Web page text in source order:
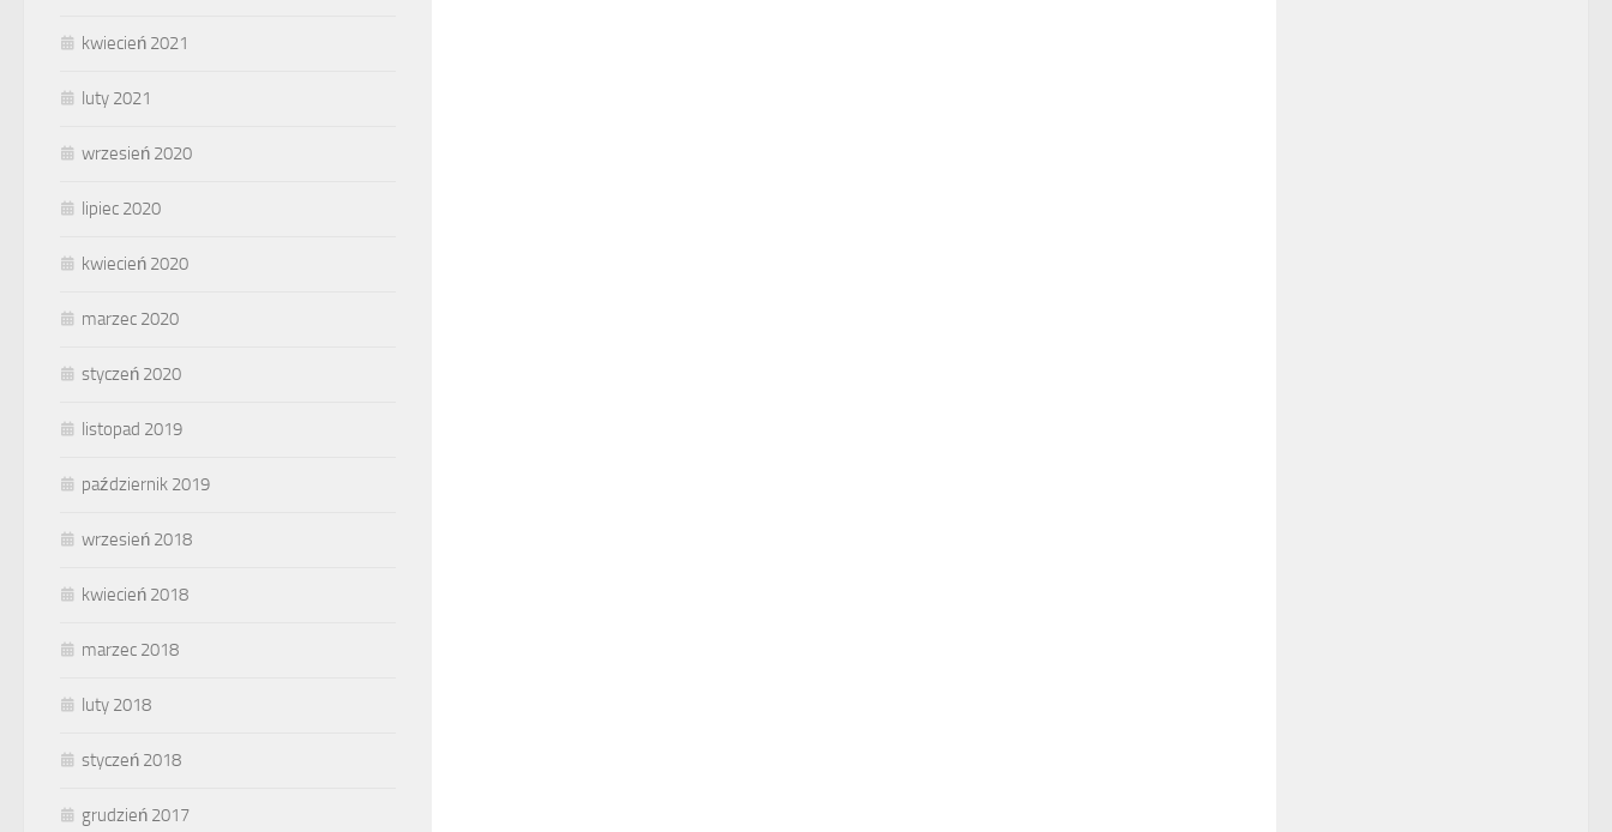
kwiecień 2021
luty 2021
wrzesień 2020
lipiec 2020
kwiecień 2020
marzec 2020
styczeń 2020
listopad 2019
październik 2019
wrzesień 2018
kwiecień 2018
marzec 2018
luty 2018
styczeń 2018
grudzień 2017